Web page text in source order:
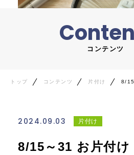
当店につい
サービス紹
コンテンツ・ニ
コンテンツ
トップ コンテンツ 片付け 8/
2024.09.03 片付け
8/15～31 お片付け